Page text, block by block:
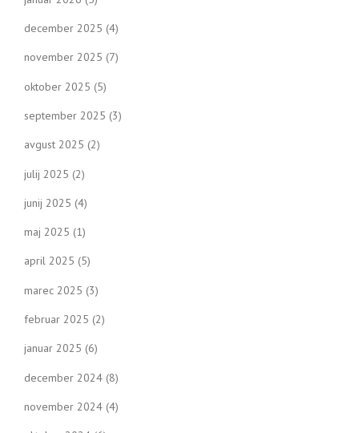
december 2025 (4)
november 2025 (7)
oktober 2025 (5)
september 2025 (3)
avgust 2025 (2)
julij 2025 (2)
junij 2025 (4)
maj 2025 (1)
april 2025 (5)
marec 2025 (3)
februar 2025 (2)
januar 2025 (6)
december 2024 (8)
november 2024 (4)